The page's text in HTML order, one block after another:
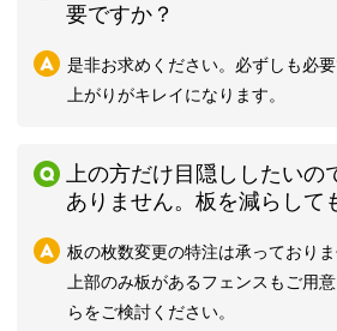
要ですか？
是非お求めください。必ずしも必
上がりがキレイになります。
上の方だけ目隠ししたいの
ありません。板を減らして
板の枚数変更の特注は承っておりま
上部のみ板があるフェンスもご用
らをご検討ください。